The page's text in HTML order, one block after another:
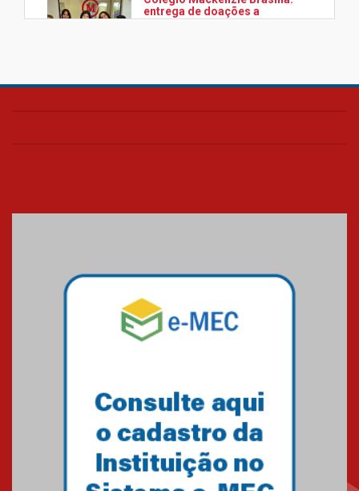
entrega de doações a
associação Viver da Cidade
Colégio Presbiteriano
os funcionários
07.11.2024
Equipe de saltos ornamentais
do Mackenzie Brasília
Gravação do projeto “Mais de
31 mil vozes com a Palavra” é
realizado no Colégio
Mackenzie Brasília